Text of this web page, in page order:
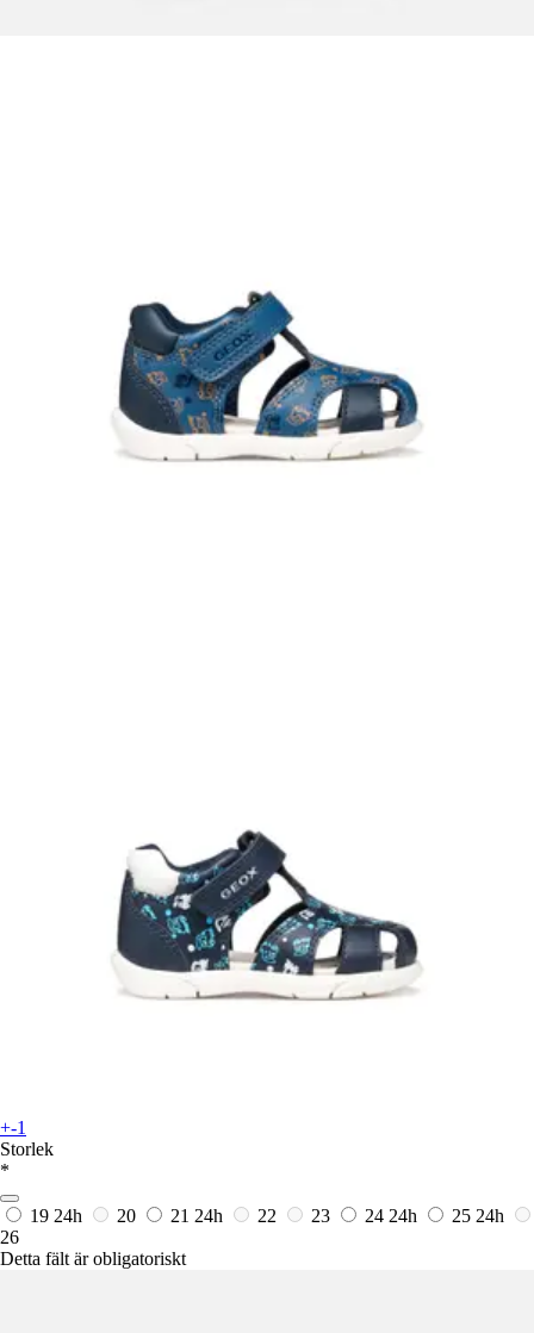
+-1
Storlek
*
19 24h 20 21 24h 22 23 24 24h 25 24h
26
Detta fält är obligatoriskt